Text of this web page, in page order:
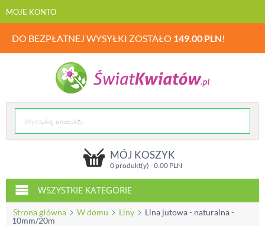
MOJE KONTO
DO BEZPŁATNEJ WYSYŁKI ZOSTAŁO 149.00 PLN!
MÓJ KOSZYK
0 produkt(y) -0.00PLN
WSZYSTKIE KATEGORIE
Strona główna W domu Liny
Lina jutowa - naturalna -
10mm/20m